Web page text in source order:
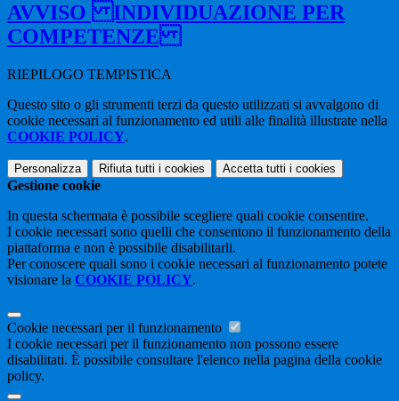
AVVISO INDIVIDUAZIONE PER
COMPETENZE
RIEPILOGO TEMPISTICA
Questo sito o gli strumenti terzi da questo utilizzati si avvalgono di
cookie necessari al funzionamento ed utili alle finalità illustrate nella
COOKIE POLICY.
Personalizza Rifiuta tutti i cookies Accetta tutti i cookies
Gestione cookie
In questa schermata è possibile scegliere quali cookie consentire.
I cookie necessari sono quelli che consentono il funzionamento della
piattaforma e non è possibile disabilitarli.
Per conoscere quali sono i cookie necessari al funzionamento potete
visionare la COOKIE POLICY.
Cookie necessari per il funzionamento
I cookie necessari per il funzionamento non possono essere
disabilitati. È possibile consultare l'elenco nella pagina della cookie
policy.